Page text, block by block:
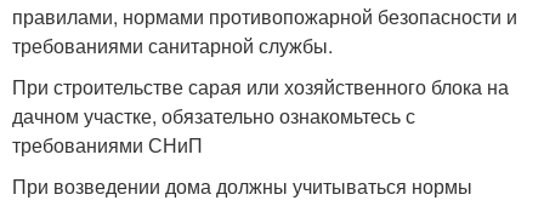
правилами, нормами противопожарной безопасности и
требованиями санитарной службы.
При строительстве сарая или хозяйственного блока на
дачном участке, обязательно ознакомьтесь с
требованиями СНиП
При возведении дома должны учитываться нормы